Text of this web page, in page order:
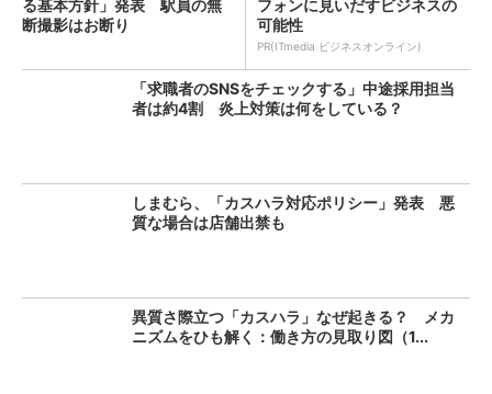
る基本方針」発表 駅員の無
断撮影はお断り
フォンに見いだすビジネスの
可能性
PR(ITmedia ビジネスオンライン)
「求職者のSNSをチェックする」中途採用担当
者は約4割 炎上対策は何をしている？
しまむら、「カスハラ対応ポリシー」発表 悪
質な場合は店舗出禁も
異質さ際立つ「カスハラ」なぜ起きる？ メカ
ニズムをひも解く：働き方の見取り図（1...